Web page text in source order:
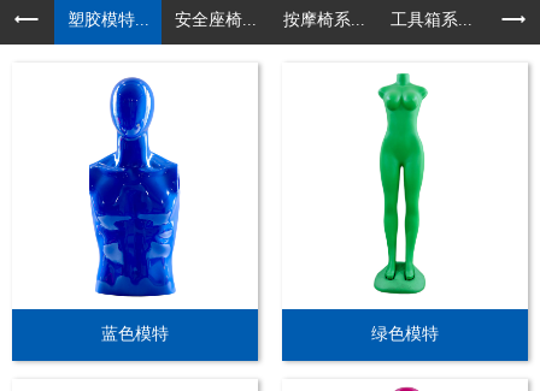
塑胶模特... 安全座椅... 按摩椅系... 工具箱系... 汽车
蓝色模特 绿色模特